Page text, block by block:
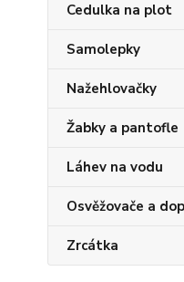
Cedulka na plot
Samolepky
Nažehlovačky
Žabky a pantofle
Láhev na vodu
Osvěžovače a
Zrcátka